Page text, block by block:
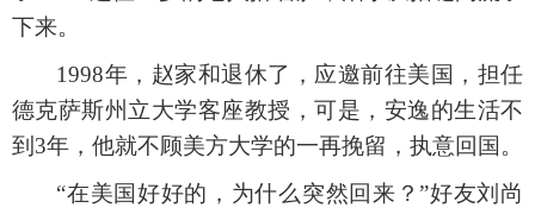
下来。
1998年，赵家和退休了，应邀前往美国，担任
德克萨斯州立大学客座教授，可是，安逸的生活不
到3年，他就不顾美方大学的一再挽留，执意回国。
“在美国好好的，为什么突然回来？”好友刘尚